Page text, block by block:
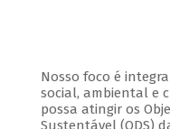
Nosso foco é
social, ambiental e
possa atingir os